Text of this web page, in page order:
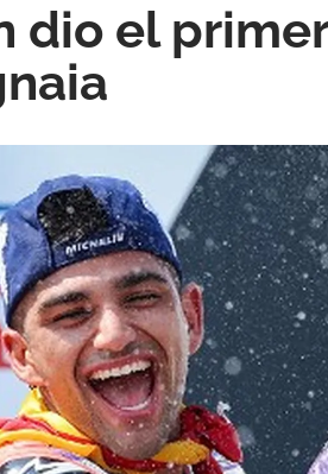
dio el